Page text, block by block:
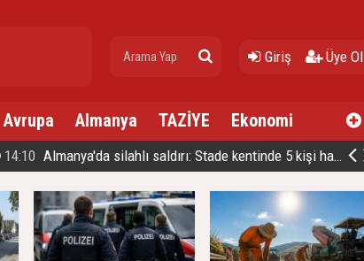
Giriş Üye Ol
Avrupa Almanya TAZİYE Ekonomi
14:10 Almanya'da silahlı saldırı: Stade kentinde 5 kişi hayatını kaybetti